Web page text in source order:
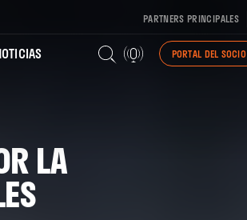
PARTNERS PRINCIPALES
PORTAL DEL SOCIO
LA